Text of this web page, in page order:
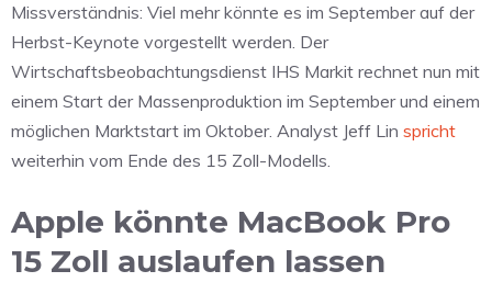
Missverständnis: Viel mehr könnte es im September auf der
Herbst-Keynote vorgestellt werden. Der
Wirtschaftsbeobachtungsdienst IHS Markit rechnet nun mit
einem Start der Massenproduktion im September und einem
möglichen Marktstart im Oktober. Analyst Jeff Lin spricht
weiterhin vom Ende des 15 Zoll-Modells.
Apple könnte MacBook Pro
15 Zoll auslaufen lassen